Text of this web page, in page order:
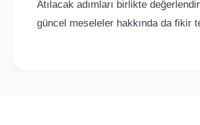
Atılacak adımları birlikte
güncel meseleler hakkında da fikir